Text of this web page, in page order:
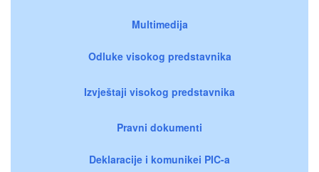
Multimedija
Odluke visokog predstavnika
Izvještaji visokog predstavnika
Pravni dokumenti
Deklaracije i komunikei PIC-a